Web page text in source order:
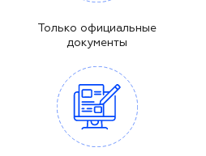
Только официальные
документы